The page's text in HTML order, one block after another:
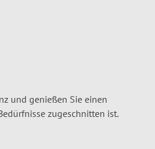
und genießen Sie einen
zugeschnitten ist.